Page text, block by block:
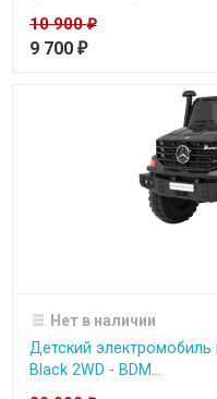
10 900₽
9 700 ₽
Нет в наличии
Детский электромобиль
Black 2WD - BDM...